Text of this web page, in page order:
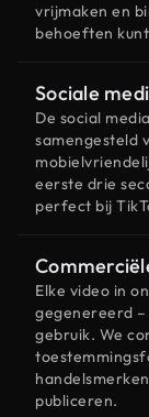
vrijmaken en
behoeften
Sociale
De social
samengesteld
eerste drie
perfect bij
Elke video in
gegenereerd
gebruik. We
publiceren.